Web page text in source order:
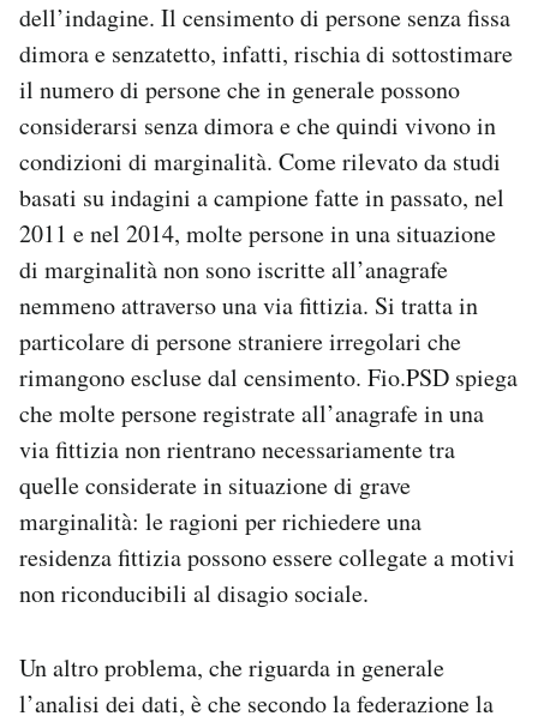
dell’indagine. Il censimento di persone senza fissa
dimora e senzatetto, infatti, rischia di sottostimare
il numero di persone che in generale possono
considerarsi senza dimora e che quindi vivono in
condizioni di marginalità. Come rilevato da studi
basati su indagini a campione fatte in passato, nel
2011 e nel 2014, molte persone in una situazione
di marginalità non sono iscritte all’anagrafe
nemmeno attraverso una via fittizia. Si tratta in
particolare di persone straniere irregolari che
rimangono escluse dal censimento. Fio.PSD spiega
che molte persone registrate all’anagrafe in una
via fittizia non rientrano necessariamente tra
quelle considerate in situazione di grave
marginalità: le ragioni per richiedere una
residenza fittizia possono essere collegate a motivi
non riconducibili al disagio sociale.
Un altro problema, che riguarda in generale
l’analisi dei dati, è che secondo la federazione la